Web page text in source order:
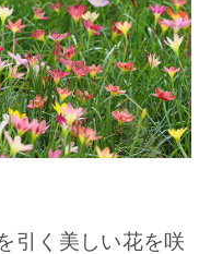
引く美しい花を咲